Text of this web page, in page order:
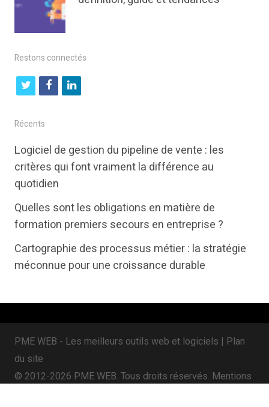
Restons connectés
t
i
t
t
e
f
b
o
k
l
e
i
n
Récents
Logiciel de gestion du pipeline de vente : les
critères qui font vraiment la différence au
quotidien
Quelles sont les obligations en matière de
formation premiers secours en entreprise ?
Cartographie des processus métier : la stratégie
méconnue pour une croissance durable
PME WEB - Les meilleurs outils web et logiciels | Plan
du site
© 2012-2026 PME WEB. Tous droits réservés. Mentions